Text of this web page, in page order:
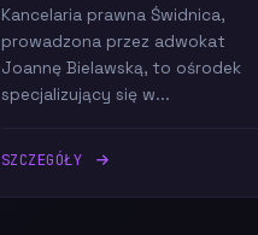
Kancelaria prawna Świdnica,
prowadzona przez adwokat
Joannę Bielawską, to ośrodek
specjalizujący się w...
SZCZEGÓŁY